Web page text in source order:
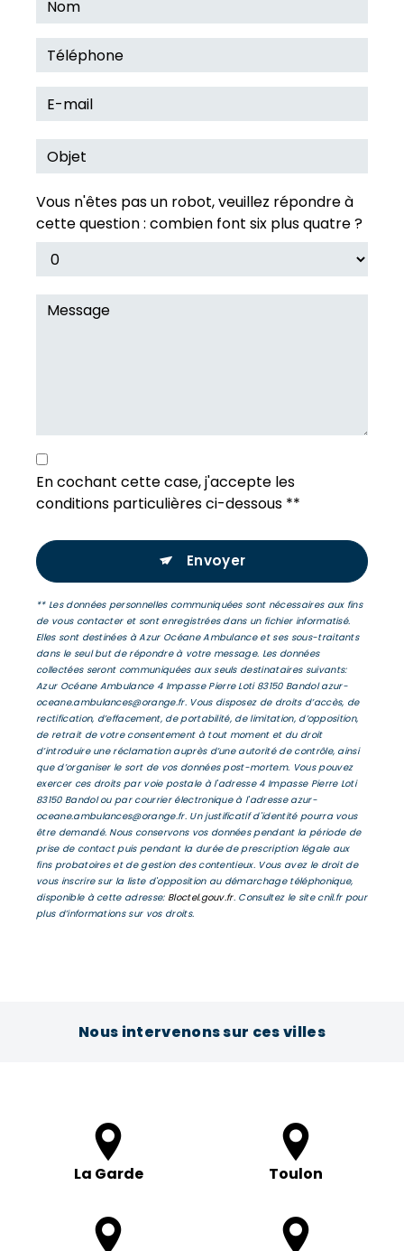
Vous n'êtes pas un robot, veuillez répondre à
cette question : combien font six plus quatre ?
En cochant cette case, j'accepte les
conditions particulières ci-dessous **
Envoyer
** Les données personnelles communiquées sont nécessaires aux fins
de vous contacter et sont enregistrées dans un fichier informatisé.
Elles sont destinées à Azur Océane Ambulance et ses sous-traitants
dans le seul but de répondre à votre message. Les données
collectées seront communiquées aux seuls destinataires suivants:
Azur Océane Ambulance 4 Impasse Pierre Loti 83150 Bandol azur-
oceane.ambulances@orange.fr. Vous disposez de droits d’accès, de
rectification, d’effacement, de portabilité, de limitation, d’opposition,
de retrait de votre consentement à tout moment et du droit
d’introduire une réclamation auprès d’une autorité de contrôle, ainsi
que d’organiser le sort de vos données post-mortem. Vous pouvez
exercer ces droits par voie postale à l'adresse 4 Impasse Pierre Loti
83150 Bandol ou par courrier électronique à l'adresse azur-
oceane.ambulances@orange.fr. Un justificatif d'identité pourra vous
être demandé. Nous conservons vos données pendant la période de
prise de contact puis pendant la durée de prescription légale aux
fins probatoires et de gestion des contentieux. Vous avez le droit de
vous inscrire sur la liste d'opposition au démarchage téléphonique,
disponible à cette adresse: Bloctel.gouv.fr. Consultez le site cnil.fr pour
plus d’informations sur vos droits.
Nous intervenons sur ces villes
La Garde Toulon